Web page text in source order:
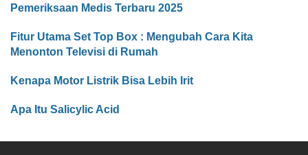
Pemeriksaan Medis Terbaru 2025
Fitur Utama Set Top Box : Mengubah Cara Kita
Menonton Televisi di Rumah
Kenapa Motor Listrik Bisa Lebih Irit
Apa Itu Salicylic Acid